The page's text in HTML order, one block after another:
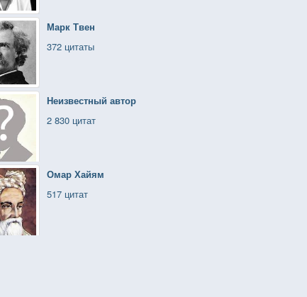
Марк Твен
372 цитаты
Неизвестный автор
2 830 цитат
Омар Хайям
517 цитат